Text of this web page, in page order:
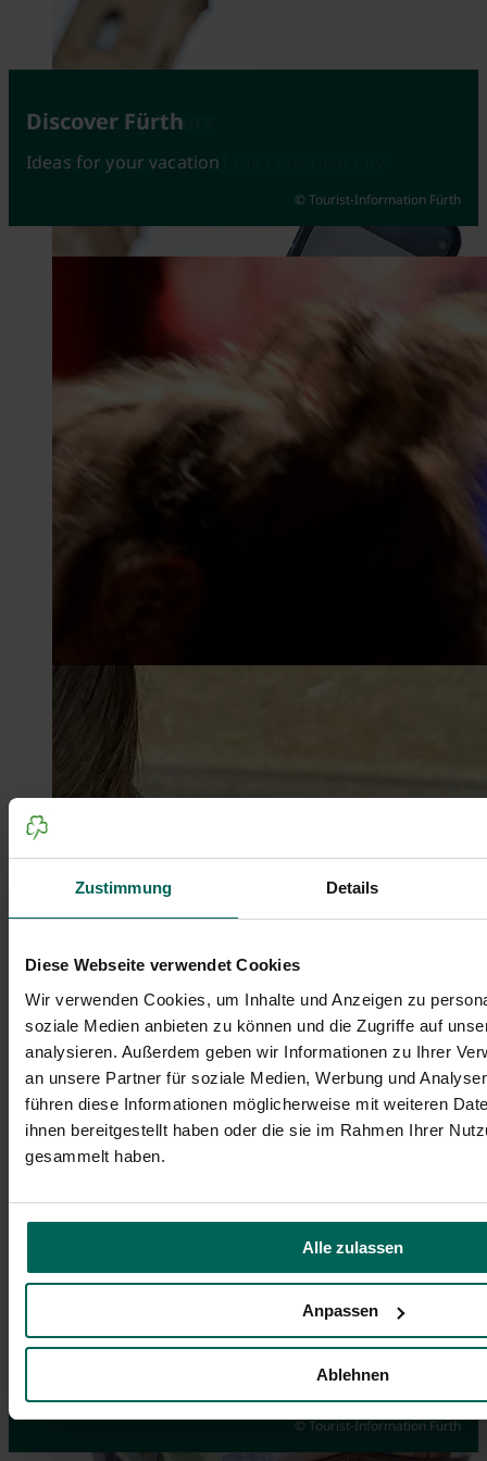
Zustimmung Details
Diese Webseite verwendet Cookies
Wir verwenden Cookies, um Inhalte und Anzeigen zu
soziale Medien anbieten zu können und die Zugriffe auf
analysieren. Außerdem geben wir Informationen zu Ihrer
an unsere Partner für soziale Medien, Werbung und
führen diese Informationen möglicherweise mit weiteren
ihnen bereitgestellt haben oder die sie im Rahmen Ihrer
gesammelt haben.
Alle zulassen
Anpassen
Ablehnen
Attractions
Fürth at its best
© Johannes Heuckeroth
Guided City Tours
Guided walking tours of the Cloverleaf City
© Kerstin Nussbächer
Discover Fürth
Ideas for your vacation
© Tourist-Information Fürth
Events
© Hans-Joachim Winckler
Guided City Tour via App
© Tim Händel
Souvenirs
© Tourist-Information Fürth